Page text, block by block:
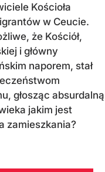
Kościoła
w Ceucie.
że Kościół,
i główny
naporem, stał
głosząc absurdalną
jakim jest
zamieszkania?